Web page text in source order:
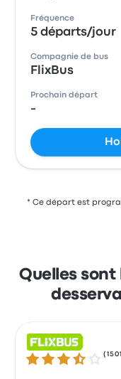
Fréquence
5 départs/jour
Compagnie de bus
FlixBus
Prochain départ
-
* Ce départ est
Quelles sont
3.5 sur 5 étoiles(